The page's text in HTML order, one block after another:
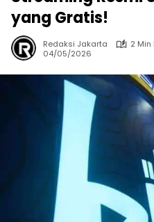
yang Gratis!
Redaksi Jakarta
2 Min
04/05/2026